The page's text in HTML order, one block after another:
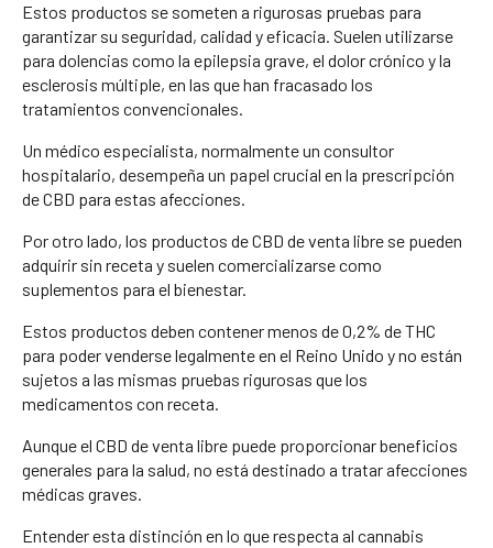
Estos productos se someten a rigurosas pruebas para
garantizar su seguridad, calidad y eficacia. Suelen utilizarse
para dolencias como la epilepsia grave, el dolor crónico y la
esclerosis múltiple, en las que han fracasado los
tratamientos convencionales.
Un médico especialista, normalmente un consultor
hospitalario, desempeña un papel crucial en la prescripción
de CBD para estas afecciones.
Por otro lado, los productos de CBD de venta libre se pueden
adquirir sin receta y suelen comercializarse como
suplementos para el bienestar.
Estos productos deben contener menos de 0,2% de THC
para poder venderse legalmente en el Reino Unido y no están
sujetos a las mismas pruebas rigurosas que los
medicamentos con receta.
Aunque el CBD de venta libre puede proporcionar beneficios
generales para la salud, no está destinado a tratar afecciones
médicas graves.
Entender esta distinción en lo que respecta al cannabis